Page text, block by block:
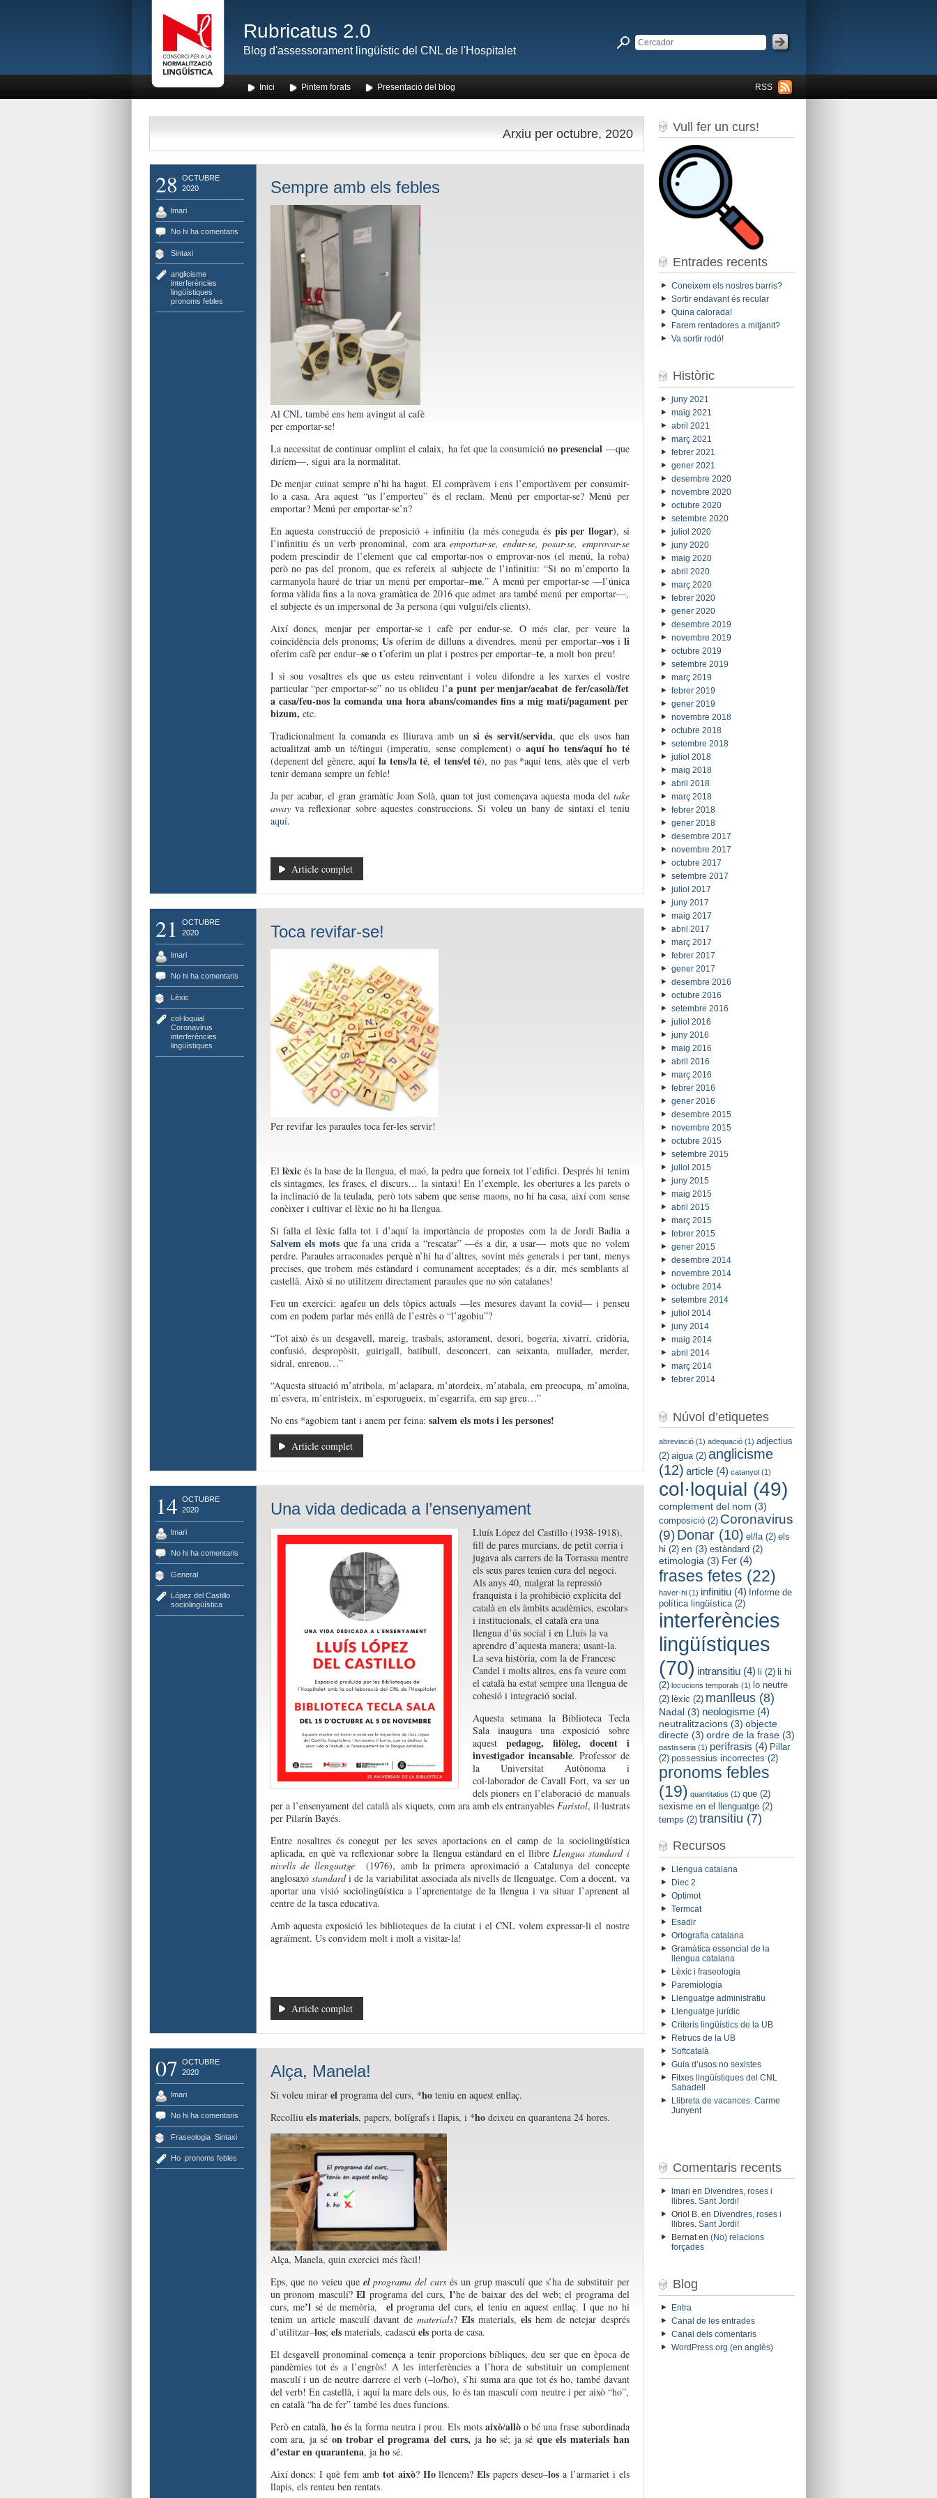
Rubricatus 2.0
Blog d'assessorament lingüístic del CNL de l'Hospitalet
RSS
Inici Pintem forats Presentació del blog
Arxiu per octubre, 2020
28
OCTUBRE
2020
lmari
No hi ha comentaris
Sintaxi
anglicisme,
interferències
lingüístiques
pronoms febles
Sempre amb els febles
Al CNL també ens hem avingut al cafè
per emportar-se!
La necessitatde continuaromplint elcalaix, ha fetque laconsumició no presencial —que
diríem—, siguiara la normalitat.
Demenjar cuinat sempre n’hiha hagut. El compràvemiens l’emportàvem per consumir-
loa casa.Araaquest “us l’emporteu”és elreclam. Menú peremportar-se? Menú per
emportar? Menúper emportar-se’n?
En aquesta construcció de preposició + infinitiu (la més coneguda és pis per llogar), si
l’infinitiu ésun verbpronominal,com araemportar-se,endur-se, posar-se, emprovar-se
podemprescindir del’element que cal emportar-nos o emprovar-nos (el menú, la roba)
perònopas del pronom, queesrefereix al subjectedel’infinitiu:“Si no m’emporto la
carmanyola hauré de triarun menú peremportar–me.” A menú per emportar-se —l’única
forma vàlida fins a la nova gramàticade 2016 que admet ara també menú per emportar—,
el subjecte ésun impersonalde 3a persona (qui vulgui/els clients).
Així doncs, menjarper emportar-se i cafèperendur-se. O més clar,per veure la
coincidència dels pronoms; Us oferimde dillunsa divendres, menú per emportar–vosi li
oferim cafèper endur–se o t’oferimun plati postres per emportar–te, a moltbon preu!
Isisou vosaltres els queus esteu reinventant i voleudifondrea les xarxes el vostre
particular “per emportar-se” no us oblideu l’a puntpermenjar/acabat de fer/casolà/fet
a casa/feu-nos la comanda una hora abans/comandes fins a mig matí/pagament per
bizum, etc.
Tradicionalmentlacomanda es lliurava amb un si és servit/servida, que els usos han
actualitzat amb un té/tingui(imperatiu, sensecomplement) o aquí ho tens/aquí ho té
(depenent del gènere,aquí la tens/laté,el tens/el té),no pas *aquí tens, atès que el verb
tenir demana sempre un feble!
Ja per acabar, el gran gramàticJoan Solà,quan tot just començava aquestamodadel take
away vareflexionar sobreaquestes construccions. Si voleuun banyde sintaxi el teniu
aquí.
Article complet
21
OCTUBRE
2020
lmari
No hi ha comentaris
Lèxic
col·loquial,
Coronavirus
interferències
lingüístiques
Toca revifar-se!
Per revifar les paraules toca fer-les servir!
El lèxicés la base de la llengua, el maó, la pedra que forneix tot l’edifici. Després hi tenim
els sintagmes, les frases, el discurs… la sintaxi! En l’exemple, les obertures a les parets o
la inclinació de la teulada, però tots sabem que sense maons, no hi ha casa, així com sense
conèixer i cultivar el lèxic no hi ha llengua.
Si falla el lèxic falla tot i d’aquí la importància de propostes com la de Jordi Badia a
Salvem els mots que fa una crida a “rescatar” —és a dir, a usar— mots que no volem
perdre. Paraules arraconades perquè n’hi ha d’altres, sovint més generals i per tant, menys
precises, que trobem més estàndard i comunament acceptades; és a dir, més semblants al
castellà. Això si no utilitzem directament paraules que no són catalanes!
Feu un exercici: agafeu un dels tòpics actuals —les mesures davant la covid— i penseu
com en podem parlar més enllà de l’estrès o “l’agobiu”?
“Tot això és un desgavell, mareig, trasbals, astorament, desori, bogeria, xivarri, cridòria,
confusió, despropòsit, guirigall, batibull, desconcert, can seixanta, mullader, merder,
sidral, enrenou…”
“Aquesta situació m’atribola, m’aclapara, m’atordeix, m’atabala, em preocupa, m’amoïna,
m’esvera, m’entristeix, m’esporugueix, m’esgarrifa, em sap greu…”
No ens *agobiem tant i anem per feina: salvem els mots i les persones!
Article complet
14 OCTUBRE
2020
lmari
No hi ha comentaris
General
López del Castillo,
sociolingüística
Una vida dedicada a l’ensenyament
Lluís López del Castillo (1938-1918),
fill de pares murcians, de petit corria i
jugava alscarrers de la Torrassa mentre
els seus pares tenien cura del negoci.
Als anys 40, malgrat la repressió
franquista i la prohibició explícita del
català en els àmbits acadèmics, escolars
i institucionals, el català era una
llengua d’ús social i en Lluís lava
aprendre d’aquesta manera; usant-la.
La seva història, com lade Francesc
Candeli molts altres, ens fa veure com
elcatalà ha estat sempre una llengua de
cohesió i integració social.
Aquesta setmana la Biblioteca Tecla
Sala inaugura una exposició sobre
aquest pedagog, filòleg, docent i
investigador incansable. Professor de
la Universitat Autònomai
col·laborador de Cavall Fort, va ser un
dels pioners en l’elaboració de manuals
per a l’ensenyament del catalàalsxiquets, com ara amb els entranyables Faristol, il·lustrats
per Pilarín Bayés.
Entre nosaltres és conegut per les seves aportacions en el camp de la sociolingüística
aplicada, en què va reflexionar sobre la llengua estàndard en el llibreLlenguastandardi
nivells de llenguatge
(1976), amb la primera aproximació a Catalunya del concepte
anglosaxó standardi de la variabilitat associada als nivells de llenguatge. Com a docent, va
aportar una visió sociolingüística a l’aprenentatge de la llengua i va situar l’aprenent al
centre de la tasca educativa.
Amb aquesta exposició les biblioteques de la ciutat i el CNL volem expressar-li el nostre
agraïment. Us convidem molt i molt a visitar-la!
Article complet
07 OCTUBRE
2020
lmari
No hi ha comentaris
Fraseologia, Sintaxi
Ho, pronoms febles
Alça, Manela!
Si voleumirar elprograma del curs, *ho teniuen aquest enllaç.
Recolliu els materials, papers, bolígrafsi llapis, i *ho deixeuen quarantena24 hores.
Alça, Manela, quin exercici més fàcil!
Eps, que no veieuque elprograma delcurs ésun grup masculí ques’ha de substituir per
unpronom masculí?El programa delcurs, l’hede baixardes del web; el programa del
curs,me’l sé dememòria, elprograma del curs,el teniuenaquest enllaç. I que no hi
tenimun article masculí davantde materials?Els materials,els hem denetejar després
d’utilitzar–los; els materials, cadascú elsporta de casa.
El desgavellpronominalcomença a tenir proporcions bíbliques,deu ser que enèpoca de
pandèmies tot és al’engròs! Ales interferènciesa l’horade substituirun complement
masculíi un deneutre darrere elverb (–lo/ho), s’hisuma ara que tot és ho, també davant
del verb! Encastellà, i aquí la maredels ous, lo éstanmasculí com neutrei peraixò “ho”,
en català “ha de fer”també les dues funcions.
Peròen català, ho és la forma neutra iprou.Els mots això/allò obé una frase subordinada
comara, jasé on trobar el programa del curs, ja ho sé; ja sé queels materials han
d’estarenquarantena, ja hosé.
Així doncs:Iquè fem amb tot això?Ho llencem?Els papers deseu–los a l’armarieti els
llapis, els renteu ben rentats.
Vull fer un curs!
Entrades recents
Coneixem els nostres barris?
Sortir endavant és recular
Quina calorada!
Farem rentadores a mitjanit?
Va sortir rodó!
Històric
juny 2021
maig 2021
abril 2021
març 2021
febrer 2021
gener 2021
desembre 2020
novembre 2020
octubre 2020
setembre 2020
juliol 2020
juny 2020
maig 2020
abril 2020
març 2020
febrer 2020
gener 2020
desembre 2019
novembre 2019
octubre 2019
setembre 2019
març 2019
febrer 2019
gener 2019
novembre 2018
octubre 2018
setembre 2018
juliol 2018
maig 2018
abril 2018
març 2018
febrer 2018
gener 2018
desembre 2017
novembre 2017
octubre 2017
setembre 2017
juliol 2017
juny 2017
maig 2017
abril 2017
març 2017
febrer 2017
gener 2017
desembre 2016
octubre 2016
setembre 2016
juliol 2016
juny 2016
maig 2016
abril 2016
març 2016
febrer 2016
gener 2016
desembre 2015
novembre 2015
octubre 2015
setembre 2015
juliol 2015
juny 2015
maig 2015
abril 2015
març 2015
febrer 2015
gener 2015
desembre 2014
novembre 2014
octubre 2014
setembre 2014
juliol 2014
juny 2014
maig 2014
abril 2014
març 2014
febrer 2014
Núvol d’etiquetes
abreviació(1) adequació(1) adjectius
(2) aigua(2) anglicisme
(12) article(4) catanyol(1)
col·loquial (49)
complement del nom (3)
composició(2) Coronavirus
(9) Donar(10) el/la(2) els
hi (2) en (3) estàndard (2)
etimologia (3) Fer(4)
frases fetes (22)
haver-hi(1) infinitiu(4) Informe de
política lingüística(2)
interferències
lingüístiques
(70) intransitiu(4) li (2) li hi
(2) locucions temporals (1) lo neutre
(2) lèxic (2) manlleus(8)
Nadal(3) neologisme(4)
neutralitzacions(3) objecte
directe(3) ordre de la frase(3)
pastisseria(1) perífrasis (4) Pillar
(2) possessius incorrectes (2)
pronoms febles
(19) quantitatius (1) que(2)
sexisme en el llenguatge(2)
temps (2) transitiu (7)
Recursos
Llengua catalana
Diec 2
Optimot
Termcat
Esadir
Ortografia catalana
Gramàtica essencial de la
llengua catalana
Lèxic i fraseologia
Paremiologia
Llenguatge administratiu
Llenguatge jurídic
Criteris lingüístics de la UB
Retrucs de la UB
Softcatalà
Guia d’usos no sexistes
Fitxes lingüístiques del CNL
Sabadell
Llibreta de vacances. Carme
Junyent
Comentaris recents
lmari en Divendres, roses i
llibres. Sant Jordi!
Oriol B.en Divendres, roses i
llibres. Sant Jordi!
Bernaten (No) relacions
forçades
Blog
Entra
Canal de les entrades
Canal dels comentaris
WordPress.org (en anglès)